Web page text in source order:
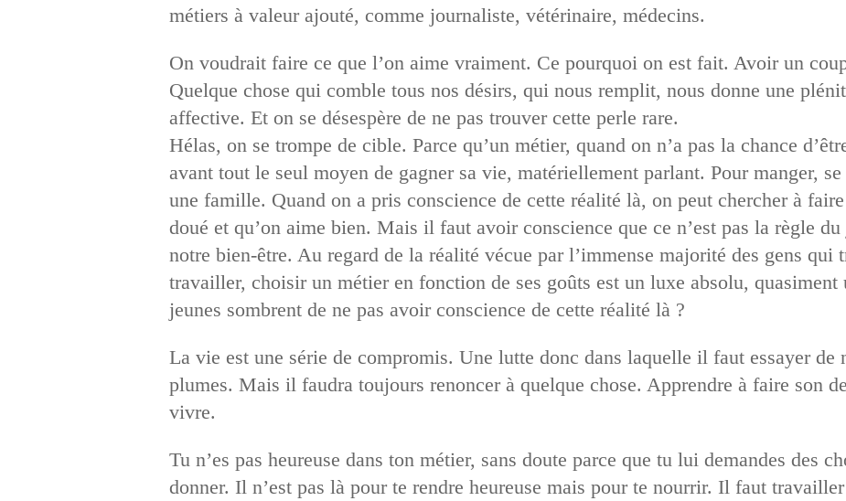
métiers à valeur ajouté, comme journaliste, vétérinaire, médecins.
On voudrait faire ce que l’on aime vraiment. Ce pourquoi on est fait. Avoir un
Quelque chose qui comble tous nos désirs, qui nous remplit, nous donne une
affective. Et on se désespère de ne pas trouver cette perle rare.
Hélas, on se trompe de cible. Parce qu’un métier, quand on n’a pas la chance
avant tout le seul moyen de gagner sa vie, matériellement parlant. Pour manger,
une famille. Quand on a pris conscience de cette réalité là, on peut chercher à
doué et qu’on aime bien. Mais il faut avoir conscience que ce n’est pas la règle
notre bien-être. Au regard de la réalité vécue par l’immense majorité des gens qui
travailler, choisir un métier en fonction de ses goûts est un luxe absolu,
jeunes sombrent de ne pas avoir conscience de cette réalité là ?
La vie est une série de compromis. Une lutte donc dans laquelle il faut essayer de
plumes. Mais il faudra toujours renoncer à quelque chose. Apprendre à faire son
vivre.
Tu n’es pas heureuse dans ton métier, sans doute parce que tu lui demandes des
donner. Il n’est pas là pour te rendre heureuse mais pour te nourrir. Il faut